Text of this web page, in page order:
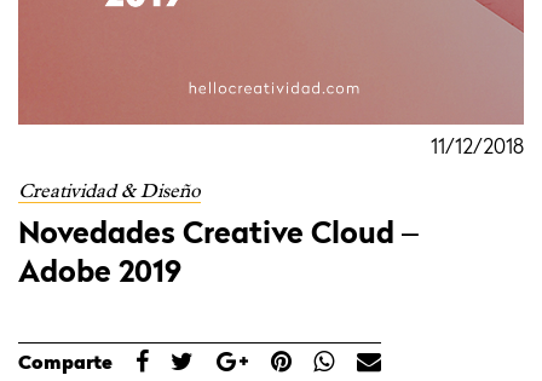
11/12/2018
Creatividad & Diseño
Novedades Creative Cloud –
Adobe 2019
Comparte